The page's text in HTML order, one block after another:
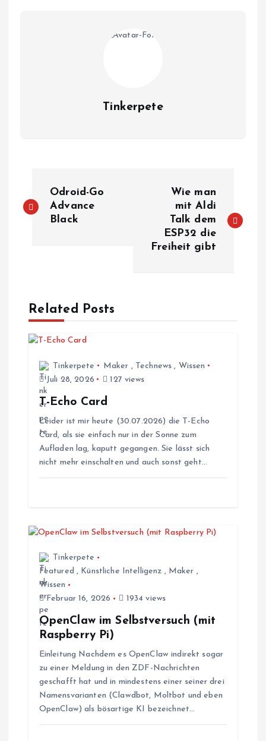
Tinkerpete
e
r
a
g
Odroid-Go
Advance
Black
Wie man
mit Aldi
Talk dem
ESP32 die
Freiheit gibt
Related Posts
Tinkerpete Maker , Technews , Wissen
Juli 28, 2026
127 views
T-Echo Card
Leider ist mir heute (30.07.2026) die T-Echo
Card, als sie einfach nur in der Sonne zum
Aufladen lag, kaputt gegangen. Sie lässt sich
nicht mehr einschalten und auch sonst geht…
Tinkerpete
Featured , Künstliche Intelligenz , Maker ,
Wissen
Februar 16, 2026
1934 views
OpenClaw im Selbstversuch (mit
Raspberry Pi)
Einleitung Nachdem es OpenClaw indirekt sogar
zu einer Meldung in den ZDF-Nachrichten
geschafft hat und in mindestens einer seiner drei
Namensvarianten (Clawdbot, Moltbot und eben
OpenClaw) als bösartige KI bezeichnet…